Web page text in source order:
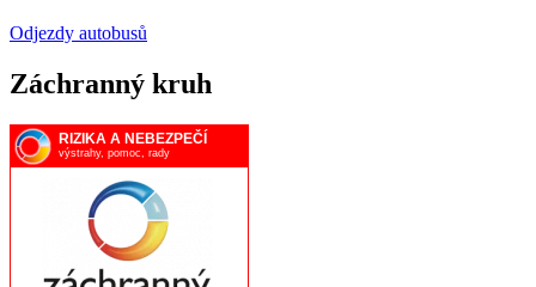
Odjezdy autobusů
Záchranný kruh